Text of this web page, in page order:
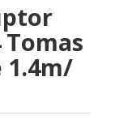
Tomas
1.4m/